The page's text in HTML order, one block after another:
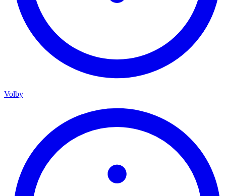
Volby